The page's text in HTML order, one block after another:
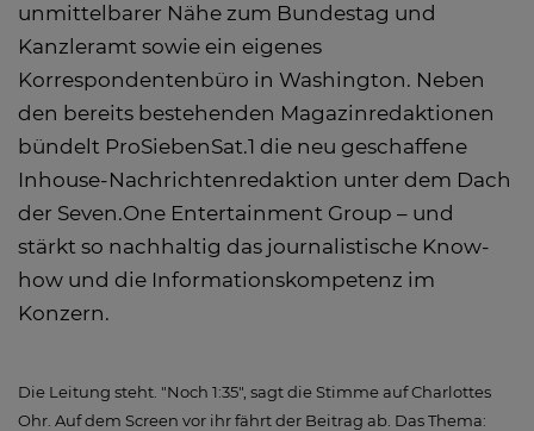
unmittelbarer Nähe zum Bundestag und
Kanzleramt sowie ein eigenes
Korrespondentenbüro in Washington. Neben
den bereits bestehenden Magazinredaktionen
bündelt ProSiebenSat.1 die neu geschaffene
Inhouse-Nachrichtenredaktion unter dem Dach
der Seven.One Entertainment Group – und
stärkt so nachhaltig das journalistische Know-
how und die Informationskompetenz im
Konzern.
Die Leitung steht. "Noch 1:35", sagt die Stimme auf Charlottes
Ohr. Auf dem Screen vor ihr fährt der Beitrag ab. Das Thema: